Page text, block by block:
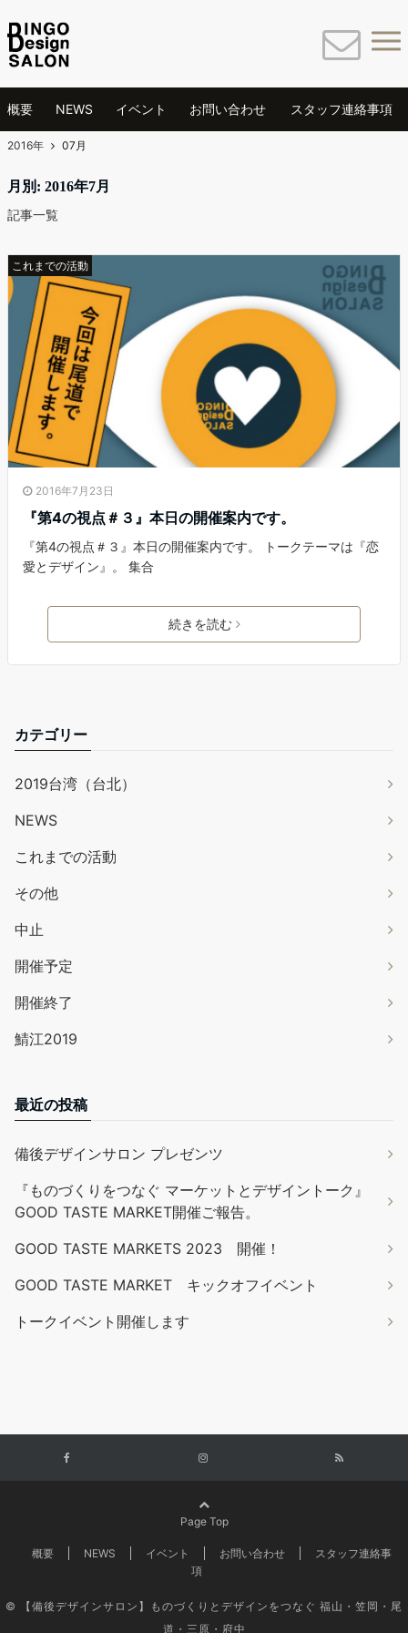
概要 NEWS イベント お問い合わせ スタッフ連絡事項
2016年 07月
月別: 2016年7月
記事一覧
これまでの活動
2016年7月23日
『第4の視点＃３』本日の開催案内です。
『第4の視点＃３』本日の開催案内です。 トークテーマは『恋
愛とデザイン』。 集合
続きを読む
カテゴリー
2019台湾（台北）
NEWS
これまでの活動
その他
中止
開催予定
開催終了
鯖江2019
最近の投稿
備後デザインサロン プレゼンツ
『ものづくりをつなぐ マーケットとデザイントーク』
GOOD TASTE MARKET開催ご報告。
GOOD TASTE MARKETS 2023 開催！
GOOD TASTE MARKET キックオフイベント
トークイベント開催します
Page Top
概要 NEWS イベント お問い合わせ
スタッフ連絡事
項
© 【備後デザインサロン】ものづくりとデザインをつなぐ 福山・笠岡・尾
道・三原・府中